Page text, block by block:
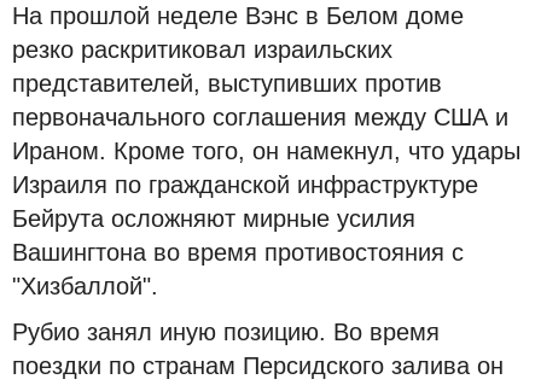
На прошлой неделе Вэнс в Белом доме
резко раскритиковал израильских
представителей, выступивших против
первоначального соглашения между США и
Ираном. Кроме того, он намекнул, что удары
Израиля по гражданской инфраструктуре
Бейрута осложняют мирные усилия
Вашингтона во время противостояния с
"Хизбаллой".
Рубио занял иную позицию. Во время
поездки по странам Персидского залива он